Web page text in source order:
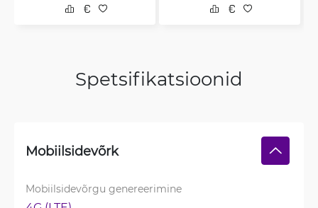
Spetsifikatsioonid
Mobiilsidevõrk
Mobiilsidevõrgu genereerimine